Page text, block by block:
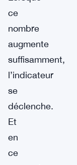
ce
nombre
augmente
suffisamment,
l’indicateur
se
déclenche.
Et
en
ce